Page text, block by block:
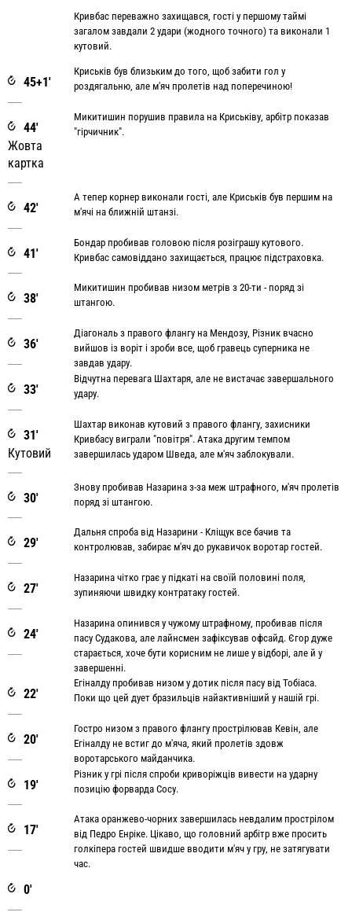
Кривбас переважно захищався, гості у першому таймі
загалом завдали 2 удари (жодного точного) та виконали 1
кутовий.
45+1'
Криськів був близьким до того, щоб забити гол у
роздягальню, але м'яч пролетів над поперечиною!
44'
Жовта
картка
Микитишин порушив правила на Криськіву, арбітр показав
"гірчичник".
42'
А тепер корнер виконали гості, але Криськів був першим на
м'ячі на ближній штанзі.
41'
Бондар пробивав головою після розіграшу кутового.
Кривбас самовіддано захищається, працює підстраховка.
38'
Микитишин пробивав низом метрів з 20-ти - поряд зі
штангою.
36'
Діагональ з правого флангу на Мендозу, Різник вчасно
вийшов із воріт і зроби все, щоб гравець суперника не
завдав удару.
33'
Відчутна перевага Шахтаря, але не вистачає завершального
удару.
31'
Кутовий
Шахтар виконав кутовий з правого флангу, захисники
Кривбасу виграли "повітря". Атака другим темпом
завершилась ударом Шведа, але м'яч заблокували.
30'
Знову пробивав Назарина з-за меж штрафного, м'яч пролетів
поряд зі штангою.
29'
Дальня спроба від Назарини - Кліщук все бачив та
контролював, забирає м'яч до рукавичок воротар гостей.
27'
Назарина чітко грає у підкаті на своїй половині поля,
зупиняючи швидку контратаку гостей.
24'
Назарина опинився у чужому штрафному, пробивав після
пасу Судакова, але лайнсмен зафіксував офсайд. Єгор дуже
старається, хоче бути корисним не лише у відборі, але й у
завершенні.
22'
Егіналду пробивав низом у дотик після пасу від Тобіаса.
Поки що цей дует бразильців найактивніший у нашій грі.
20'
Гостро низом з правого флангу прострілював Кевін, але
Егіналду не встиг до м'яча, який пролетів здовж
воротарського майданчика.
19'
Різник у грі після спроби криворіжців вивести на ударну
позицію форварда Сосу.
17'
Атака оранжево-чорних завершилась невдалим прострілом
від Педро Енріке. Цікаво, що головний арбітр вже просить
голкіпера гостей швидше вводити м'яч у гру, не затягувати
час.
0'